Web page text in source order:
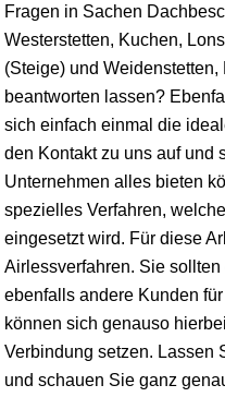
Fragen in Sachen
Westerstetten, Kuchen,
(Steige) und
beantworten lassen?
sich einfach einmal die
den Kontakt zu uns auf und
Unternehmen alles bieten
spezielles Verfahren,
eingesetzt wird. Für diese
Airlessverfahren. Sie
ebenfalls andere Kunden
können sich genauso
Verbindung setzen. Lassen
und schauen Sie ganz